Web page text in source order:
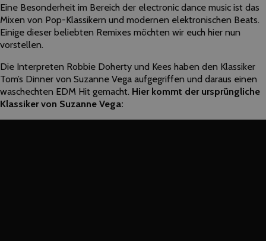
Eine Besonderheit im Bereich der electronic dance music ist das
Mixen von Pop-Klassikern und modernen elektronischen Beats.
Einige dieser beliebten Remixes möchten wir euch hier nun
vorstellen.
Die Interpreten Robbie Doherty und Kees haben den Klassiker
Tom’s Dinner von Suzanne Vega aufgegriffen und daraus einen
waschechten EDM Hit gemacht. Hier kommt der ursprüngliche
Klassiker von Suzanne Vega: